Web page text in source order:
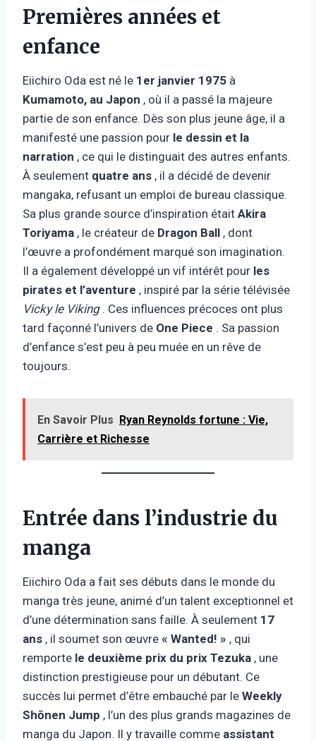
Premières années et
enfance
Eiichiro Oda est né le 1er janvier 1975 à
Kumamoto, au Japon , où il a passé la majeure
partie de son enfance. Dès son plus jeune âge, il a
manifesté une passion pour le dessin et la
narration , ce qui le distinguait des autres enfants.
À seulement quatre ans , il a décidé de devenir
mangaka, refusant un emploi de bureau classique.
Sa plus grande source d’inspiration était Akira
Toriyama , le créateur de Dragon Ball , dont
l’œuvre a profondément marqué son imagination.
Il a également développé un vif intérêt pour les
pirates et l’aventure , inspiré par la série télévisée
Vicky le Viking. Ces influences précoces ont plus
tard façonné l’univers de One Piece . Sa passion
d’enfance s’est peu à peu muée en un rêve de
toujours.
En Savoir Plus Ryan Reynolds fortune : Vie,
Carrière et Richesse
Entrée dans l’industrie du
manga
Eiichiro Oda a fait ses débuts dans le monde du
manga très jeune, animé d’un talent exceptionnel et
d’une détermination sans faille. À seulement 17
ans , il soumet son œuvre « Wanted! » , qui
remporte le deuxième prix du prix Tezuka , une
distinction prestigieuse pour un débutant. Ce
succès lui permet d’être embauché par le Weekly
Shōnen Jump , l’un des plus grands magazines de
manga du Japon. Il y travaille comme assistant